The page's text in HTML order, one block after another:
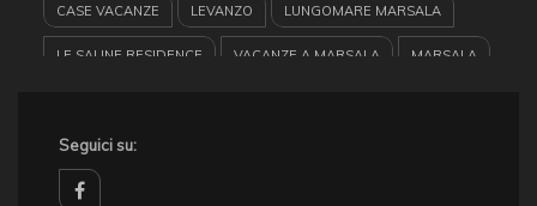
CASE VACANZE LEVANZO LUNGOMARE MARSALA
LE SALINE RESIDENCE VACANZE A MARSALA MARSALA
EGADI HERTZ
TURISMO
Seguici su: